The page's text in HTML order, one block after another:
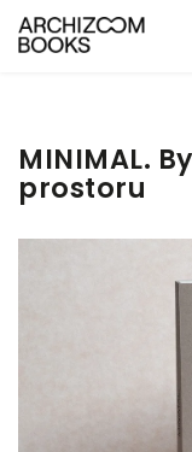
MINIMAL.
prostoru